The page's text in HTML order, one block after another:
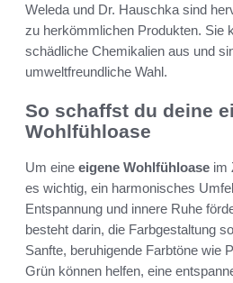
Weleda und Dr. Hauschka sind
zu herkömmlichen Produkten. Sie
schädliche Chemikalien aus und
umweltfreundliche Wahl.
So schaffst du deine
Wohlfühloase
Um eine eigene Wohlfühloase im
es wichtig, ein harmonisches
Entspannung und innere Ruhe
besteht darin, die Farbgestaltung
Sanfte, beruhigende Farbtöne wie
Grün können helfen, eine